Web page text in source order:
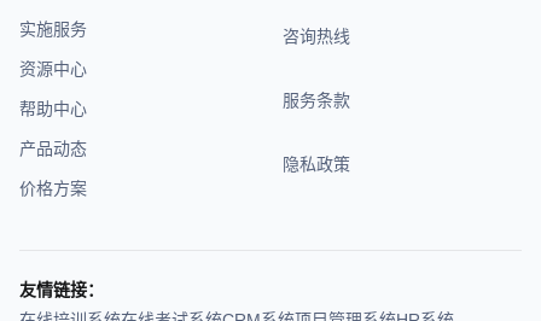
实施服务
资源中心
帮助中心
产品动态
价格方案
咨询热线
服务条款
隐私政策
友情链接：